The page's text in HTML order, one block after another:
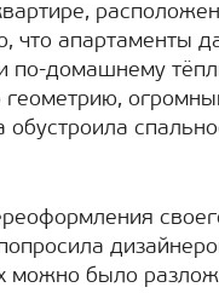
что апартаменты
по-домашнему
можно было